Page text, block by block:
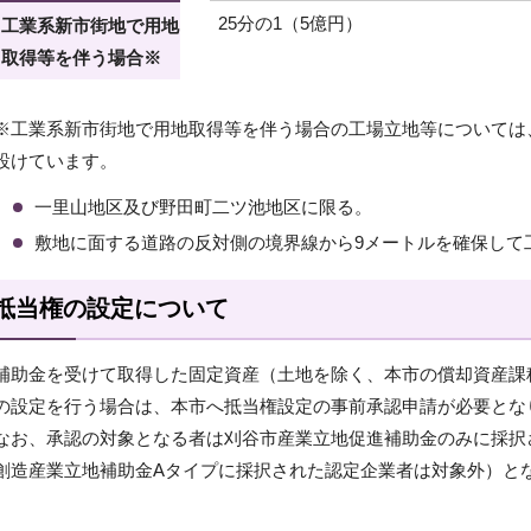
工業系新市街地で用地
取得等を伴う場合※
25分の1（5億円）
業系新市街地で用地取得等を伴う場合の工場立地等について
けています。
一里山地区及び野田町二ツ池地区に限る。
敷地に面する道路の反対側の境界線から9メートルを確保し
当権の設定について
助金を受けて取得した固定資産（土地を除く、本市の償却資産
設定を行う場合は、本市へ抵当権設定の事前承認申請が必要とな
お、承認の対象となる者は刈谷市産業立地促進補助金のみに採
造産業立地補助金Aタイプに採択された認定企業者は対象外）と